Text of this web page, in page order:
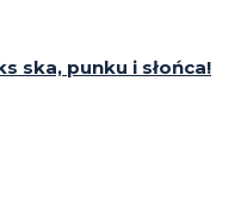
ska, punku i słońca!